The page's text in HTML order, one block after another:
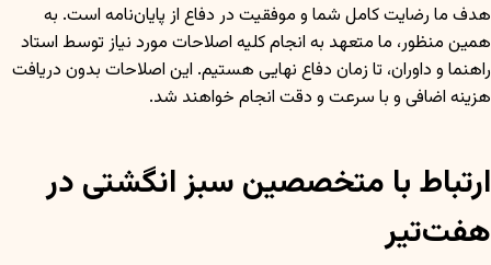
هدف ما رضایت کامل شما و موفقیت در دفاع از پایان‌نامه است. به
همین منظور، ما متعهد به انجام کلیه اصلاحات مورد نیاز توسط استاد
راهنما و داوران، تا زمان دفاع نهایی هستیم. این اصلاحات بدون دریافت
هزینه اضافی و با سرعت و دقت انجام خواهند شد.
ارتباط با متخصصین سبز انگشتی در
هفت‌تیر